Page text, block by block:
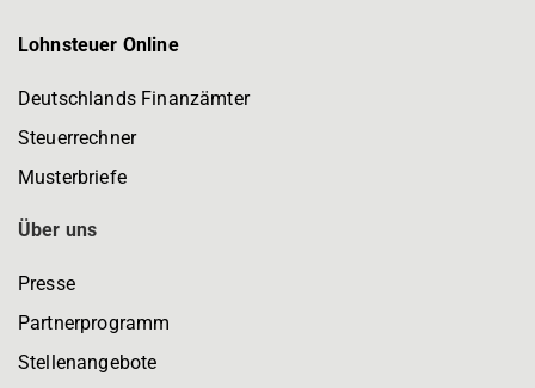
Lohnsteuer Online
Deutschlands Finanzämter
Steuerrechner
Musterbriefe
Über uns
Presse
Partnerprogramm
Stellenangebote